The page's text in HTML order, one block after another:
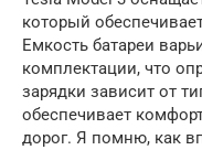
который
Емкость батареи
комплектации, что
зарядки зависит от
обеспечивает
дорог. Я помню, как